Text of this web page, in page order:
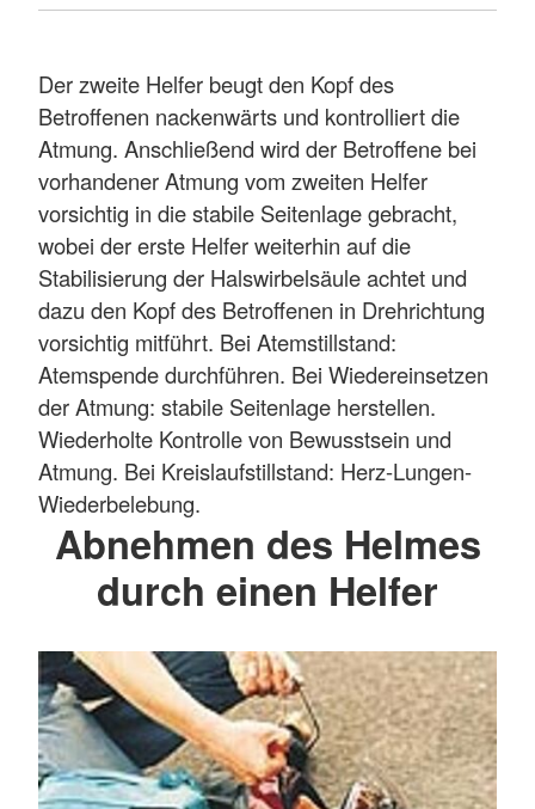
Der zweite Helfer beugt den Kopf des
Betroffenen nackenwärts und kontrolliert die
Atmung. Anschließend wird der Betroffene bei
vorhandener Atmung vom zweiten Helfer
vorsichtig in die stabile Seitenlage gebracht,
wobei der erste Helfer weiterhin auf die
Stabilisierung der Halswirbelsäule achtet und
dazu den Kopf des Betroffenen in Drehrichtung
vorsichtig mitführt. Bei Atemstillstand:
Atemspende durchführen. Bei Wiedereinsetzen
der Atmung: stabile Seitenlage herstellen.
Wiederholte Kontrolle von Bewusstsein und
Atmung. Bei Kreislaufstillstand: Herz-Lungen-
Wiederbelebung.
Abnehmen des Helmes
durch einen Helfer